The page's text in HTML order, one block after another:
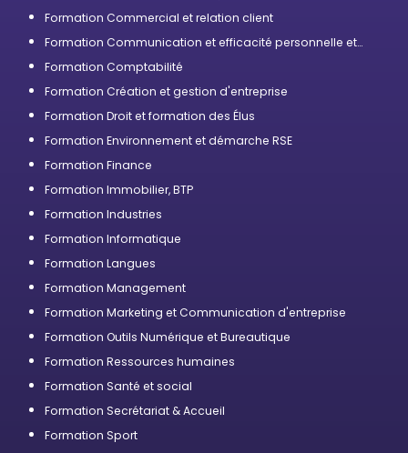
Formation Commercial et relation client
Formation Communication et efficacité personnelle et
Formation Comptabilité
Formation Création et gestion d'entreprise
Formation Droit et formation des Élus
Formation Environnement et démarche RSE
Formation Finance
Formation Immobilier, BTP
Formation Industries
Formation Informatique
Formation Langues
Formation Management
Formation Marketing et Communication d'entreprise
Formation Outils Numérique et Bureautique
Formation Ressources humaines
Formation Santé et social
Formation Secrétariat & Accueil
Formation Sport